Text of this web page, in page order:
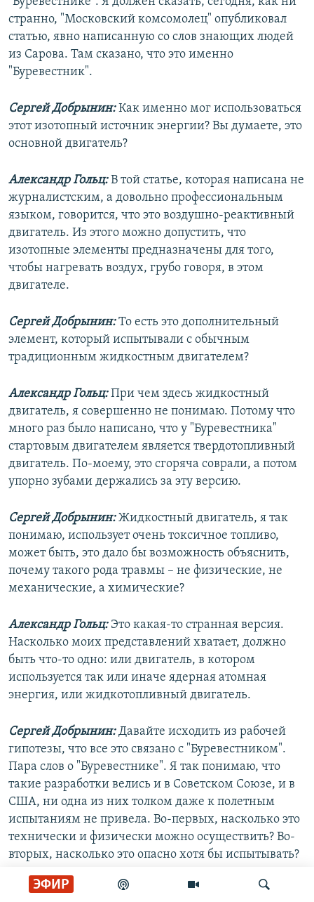
ЭФИР
странно, "Московский комсомолец" опубликовал
статью, явно написанную со слов знающих людей
из Сарова. Там сказано, что это именно
"Буревестник".
Сергей Добрынин:Как именно мог использоваться
этот изотопный источник энергии? Вы думаете, это
основной двигатель?
Александр Гольц:В той статье, которая написана не
журналистским, а довольно профессиональным
языком, говорится, что это воздушно-реактивный
двигатель. Из этого можно допустить, что
изотопные элементы предназначены для того,
чтобы нагревать воздух, грубо говоря, в этом
двигателе.
Сергей Добрынин:То есть это дополнительный
элемент, который испытывали с обычным
традиционным жидкостным двигателем?
Александр Гольц:При чем здесь жидкостный
двигатель, я совершенно не понимаю. Потому что
много раз было написано, что у "Буревестника"
стартовым двигателем является твердотопливный
двигатель. По-моему, это сгоряча соврали, а потом
упорно зубами держались за эту версию.
Сергей Добрынин:Жидкостный двигатель, я так
понимаю, использует очень токсичное топливо,
может быть, это дало бы возможность объяснить,
почему такого рода травмы – не физические, не
механические, а химические?
Александр Гольц:Это какая-то странная версия.
Насколько моих представлений хватает, должно
быть что-то одно: или двигатель, в котором
используется так или иначе ядерная атомная
энергия, или жидкотопливный двигатель.
Сергей Добрынин:Давайте исходить из рабочей
гипотезы, что все это связано с "Буревестником".
Пара слов о "Буревестнике". Я так понимаю, что
такие разработки велись и в Советском Союзе, и в
США, ни одна из них толком даже к полетным
испытаниям не привела. Во-первых, насколько это
технически и физически можно осуществить? Во-
вторых, насколько это опасно хотя бы испытывать?
Валентин Гибалов: Хорошо известна американская